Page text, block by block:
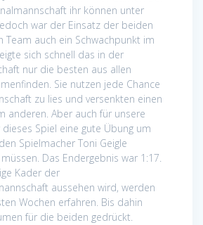
ihr können unter
war der Einsatz der beiden
Team auch ein Schwachpunkt im
sich schnell das in der
nur die besten aus allen
Sie nutzen jede Chance
zu lies und versenkten einen
anderen. Aber auch für unsere
Spiel eine gute Übung um
Spielmacher Toni Geigle
Das Endergebnis war 1:17.
Kader der
aussehen wird, werden
Wochen erfahren. Bis dahin
für die beiden gedrückt.